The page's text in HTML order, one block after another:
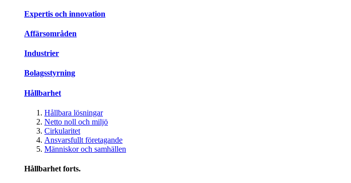
Expertis och innovation
Affärsområden
Industrier
Bolagsstyrning
Hållbarhet
Hållbara lösningar
Netto noll och miljö
Cirkularitet
Ansvarsfullt företagande
Människor och samhällen
Hållbarhet forts.